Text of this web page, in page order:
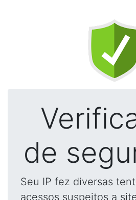
de
Seu IP fez diversas
acessos suspeitos a